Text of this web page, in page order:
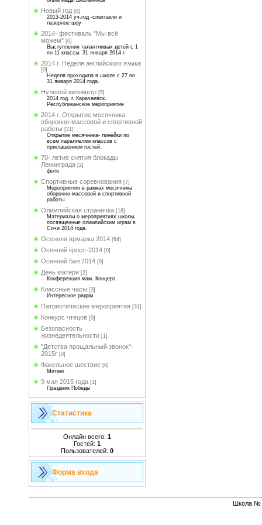
Новый год [0]
2013-2014 уч.год -спектакли и
лазерное шоу
2014- фестиваль "Мы всё
можем" [0]
Выступления талантливых детей с 1
по 11 классы. 31 января 2014 г.
2014 г. Неделя английского языка
[0]
Неделя проходила в школе с 27 по
31 января 2014 года.
Нулевой километр [5]
2014 год. г. Карачаевск.
Республиканское мероприятие
2014 г. Открытие месячника
оборонно-массовой и спортивной
работы [21]
Открытие месячника- линейки по
всем параллелям классов с
приглашением гостей.
70- летие снятия блокады
Ленинграда [2]
фото
Спортивные соревнования [7]
Мероприятия в рамках месячника
оборонно-массовой и спортивной
работы
Олимпийская страничка [18]
Материалы о мероприятиях школы,
посвященные олимпийским играм в
Сочи 2014 года.
Осенняя ярмарка 2014 [64]
Осенний кросс-2014 [0]
Осенний бал 2014 [0]
День матери [2]
Конференция мам. Концерт.
Классные часы [3]
Интересное рядом
Патриотические мероприятия [31]
Конкурс чтецов [0]
Безопасность
жизнедеятельности [1]
"Детства прощальный звонок"-
2015г [0]
Факельное шествие [0]
Митинг
9 мая 2015 года [1]
Праздник Победы
Статистика
Онлайн всего: 1
Гостей: 1
Пользователей: 0
Форма входа
Школа №